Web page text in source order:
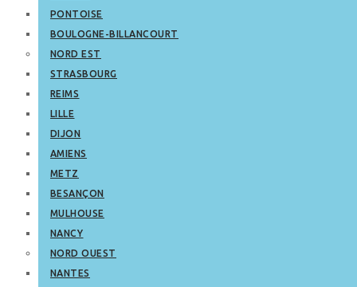
PONTOISE
BOULOGNE-BILLANCOURT
NORD EST
STRASBOURG
REIMS
LILLE
DIJON
AMIENS
METZ
BESANÇON
MULHOUSE
NANCY
NORD OUEST
NANTES